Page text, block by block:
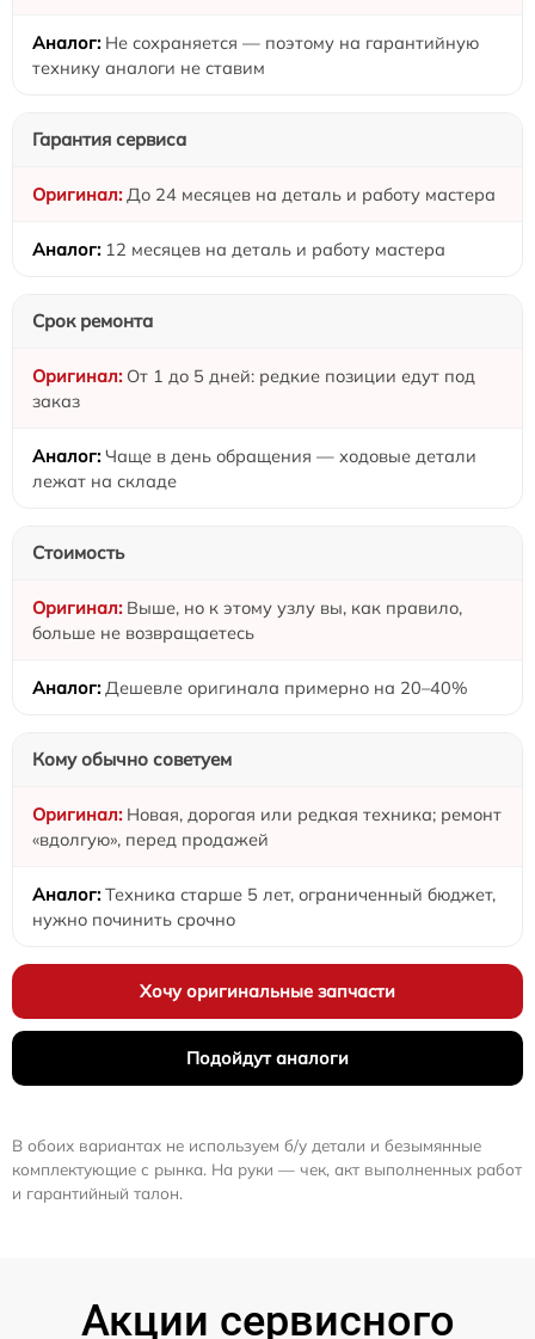
Не сохраняется — поэтому на гарантийную
технику аналоги не ставим
Гарантия сервиса
До 24 месяцев на деталь и работу мастера
12 месяцев на деталь и работу мастера
Срок ремонта
От 1 до 5 дней: редкие позиции едут под
заказ
Чаще в день обращения — ходовые детали
лежат на складе
Стоимость
Выше, но к этому узлу вы, как правило,
больше не возвращаетесь
Дешевле оригинала примерно на 20–40%
Кому обычно советуем
Новая, дорогая или редкая техника; ремонт
«вдолгую», перед продажей
Техника старше 5 лет, ограниченный бюджет,
нужно починить срочно
Хочу оригинальные запчасти
Подойдут аналоги
В обоих вариантах не используем б/у детали и безымянные
комплектующие с рынка. На руки — чек, акт выполненных работ
и гарантийный талон.
Акции сервисного